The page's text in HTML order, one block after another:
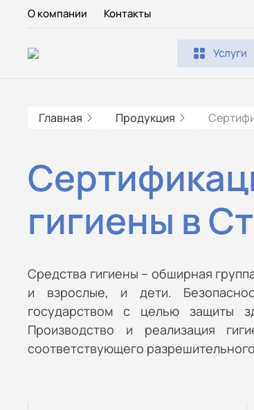
О компании Контакты
Услуги
Главная Продукция
гигиены в
Средства гигиены – обширная
и взрослые, и дети.
государством с целью защиты
Производство и реализация
соответствующего